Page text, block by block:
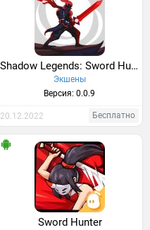
Shadow Legends: Sword Hunter
Экшены
Версия: 0.0.9
20.12.2022 Бесплатно
Sword Hunter